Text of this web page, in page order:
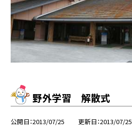
野外学習 解散式
公開日 2013/07/25 更新日 2013/07/25